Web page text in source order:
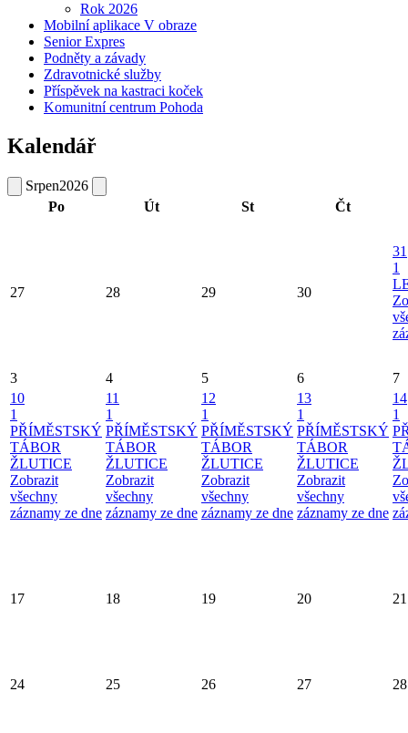
Rok 2026
Mobilní aplikace V obraze
Senior Expres
Podněty a závady
Zdravotnické služby
Příspěvek na kastraci koček
Komunitní centrum Pohoda
Kalendář
Srpen2026
Po
Út St Čt
27 28 29 30
31
1
3 4 5 6
7
10
1
PŘÍMĚSTSKÝ
TÁBOR
ŽLUTICE
Zobrazit
všechny
záznamy ze dne
11
1
PŘÍMĚSTSKÝ
TÁBOR
ŽLUTICE
Zobrazit
všechny
záznamy ze dne
12
1
PŘÍMĚSTSKÝ
TÁBOR
ŽLUTICE
Zobrazit
všechny
záznamy ze dne
13
1
PŘÍMĚSTSKÝ
TÁBOR
ŽLUTICE
Zobrazit
všechny
záznamy ze dne
14
1
17 18 19 20 21
24 25 26 27 28